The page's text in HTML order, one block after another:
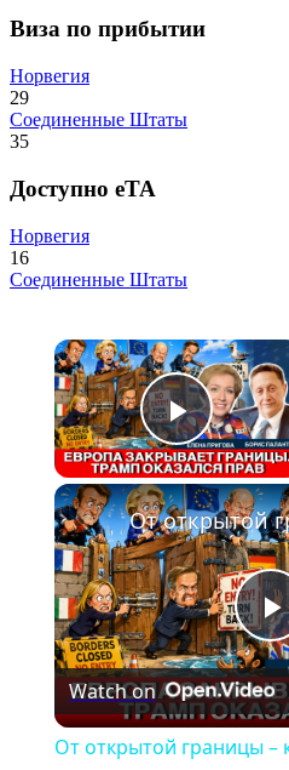
Виза по прибытии
Норвегия
29
Соединенные Штаты
35
Доступно eTA
Норвегия
16
Соединенные Штаты
Play
Watch on
От открытой границы –